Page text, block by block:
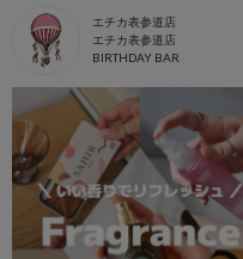
エチカ表参道店
エチカ表参道店
BIRTHDAY BAR